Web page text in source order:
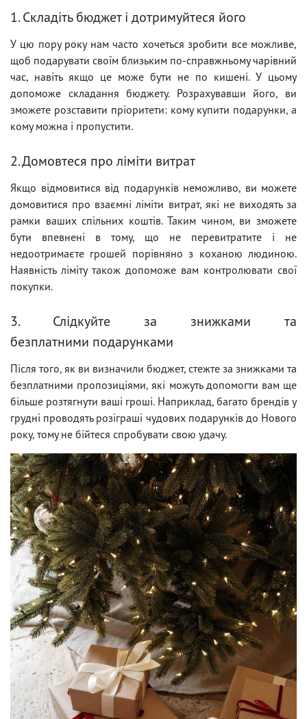
1. Складіть бюджет і дотримуйтеся його
У цю пору року нам часто хочеться зробити все можливе,
щоб подарувати своїм близьким по-справжньому чарівний
час, навіть якщо це може бути не по кишені. У цьому
допоможе складання бюджету. Розрахувавши його, ви
зможете розставити пріоритети: кому купити подарунки, а
кому можна і пропустити.
2. Домовтеся про ліміти витрат
Якщо відмовитися від подарунків неможливо, ви можете
домовитися про взаємні ліміти витрат, які не виходять за
рамки ваших спільних коштів. Таким чином, ви зможете
бути впевнені в тому, що не перевитратите і не
недоотримаєте грошей порівняно з коханою людиною.
Наявність ліміту також допоможе вам контролювати свої
покупки.
3. Слідкуйте за знижками та
безплатними подарунками
Після того, як ви визначили бюджет, стежте за знижками та
безплатними пропозиціями, які можуть допомогти вам ще
більше розтягнути ваші гроші. Наприклад, багато брендів у
грудні проводять розіграші чудових подарунків до Нового
року, тому не бійтеся спробувати свою удачу.